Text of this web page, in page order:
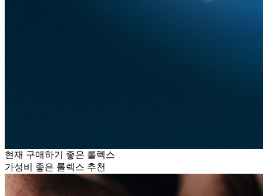
현재 구매하기 좋은 롤렉스
가성비 좋은 롤렉스 추천